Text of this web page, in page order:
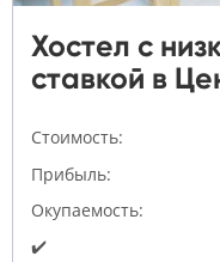
Хостел с
ставкой в
Стоимость:
Прибыль:
Окупаемость:
✔️